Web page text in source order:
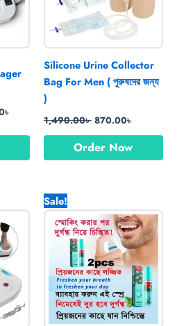
৳
Silicone Urine Collector
Bag For Men ( পুরুষদের জন্য
)
1,490.00৳ 870.00৳
Order Now
.
price
is:
1,590.00৳ .
Sale!
price
was:
1,780.00৳ .
price
is:
990.00৳ .